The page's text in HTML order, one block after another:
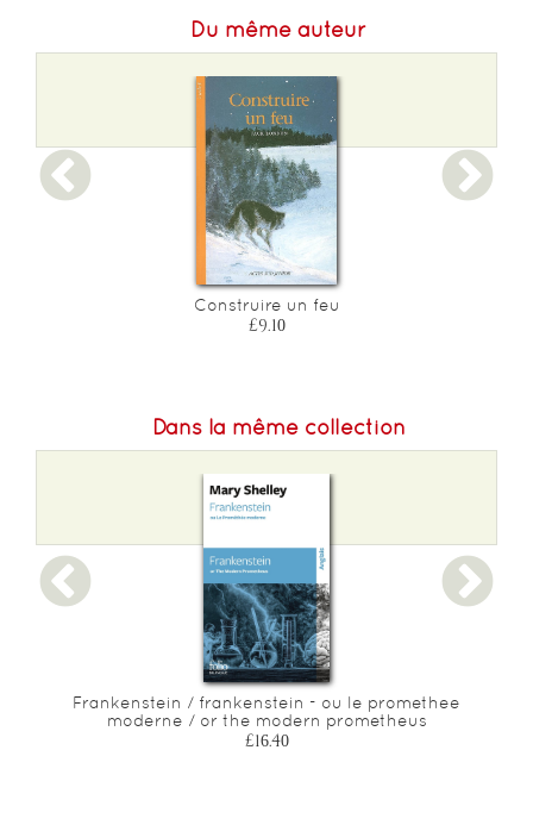
Du même auteur
Construire un feu
£9.10
Dans la même collection
Frankenstein / frankenstein - ou le promethee
moderne / or the modern prometheus
£16.40